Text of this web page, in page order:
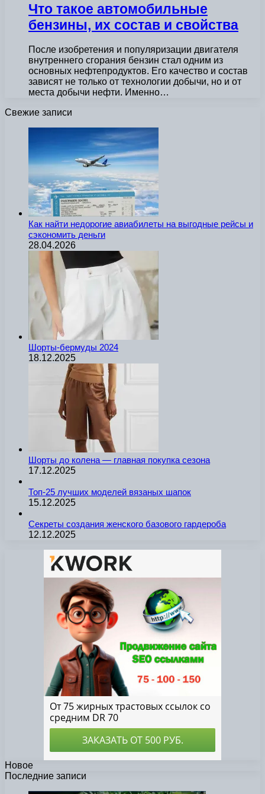
Что такое автомобильные
бензины, их состав и свойства
После изобретения и популяризации двигателя
внутреннего сгорания бензин стал одним из
основных нефтепродуктов. Его качество и состав
зависят не только от технологии добычи, но и от
места добычи нефти. Именно…
Свежие записи
Как найти недорогие авиабилеты на выгодные рейсы и
сэкономить деньги
28.04.2026
Шорты-бермуды 2024
18.12.2025
Шорты до колена — главная покупка сезона
17.12.2025
Топ-25 лучших моделей вязаных шапок
15.12.2025
Секреты создания женского базового гардероба
12.12.2025
Новое
Последние записи